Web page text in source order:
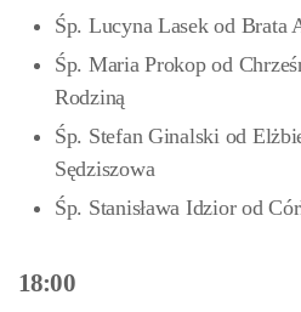
Śp. Lucyna Lasek od Brata
Śp. Maria Prokop od
Rodziną
Śp. Stefan Ginalski od
Sędziszowa
Śp. Stanisława Idzior od
18:00